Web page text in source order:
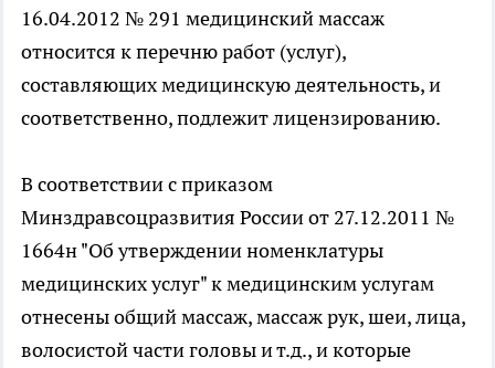
16.04.2012 № 291 медицинский массаж
относится к перечню работ (услуг),
составляющих медицинскую деятельность, и
соответственно, подлежит лицензированию.
В соответствии с приказом
Минздравсоцразвития России от 27.12.2011 №
1664н "Об утверждении номенклатуры
медицинских услуг" к медицинским услугам
отнесены общий массаж, массаж рук, шеи, лица,
волосистой части головы и т.д., и которые